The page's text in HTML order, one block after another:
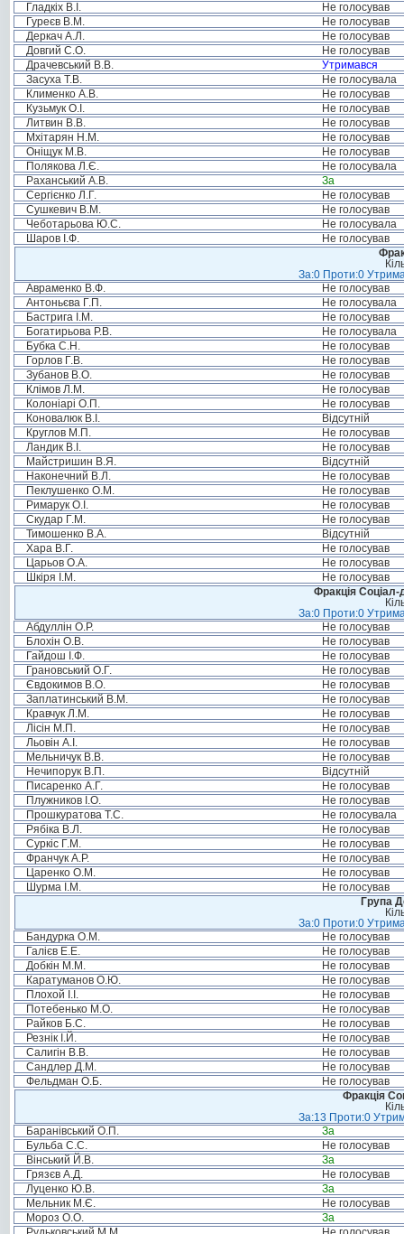
Гладкіх В.І.
Не голосував
Гуреєв В.М.
Не голосував
Деркач А.Л.
Не голосував
Довгий С.О.
Не голосував
Драчевський В.В.
Утримався
Засуха Т.В.
Не голосувала
Клименко А.В.
Не голосував
Кузьмук О.І.
Не голосував
Литвин В.В.
Не голосував
Мхітарян Н.М.
Не голосував
Оніщук М.В.
Не голосував
Полякова Л.Є.
Не голосувала
Раханський А.В.
За
Сергієнко Л.Г.
Не голосував
Сушкевич В.М.
Не голосував
Чеботарьова Ю.С.
Не голосувала
Шаров І.Ф.
Не голосував
За:0 Проти:0
Авраменко В.Ф.
Не голосував
Антоньєва Г.П.
Не голосувала
Бастрига І.М.
Не голосував
Богатирьова Р.В.
Не голосувала
Бубка С.Н.
Не голосував
Горлов Г.В.
Не голосував
Зубанов В.О.
Не голосував
Клімов Л.М.
Не голосував
Колоніарі О.П.
Не голосував
Коновалюк В.І.
Відсутній
Круглов М.П.
Не голосував
Ландик В.І.
Не голосував
Майстришин В.Я.
Відсутній
Наконечний В.Л.
Не голосував
Пеклушенко О.М.
Не голосував
Римарук О.І.
Не голосував
Скудар Г.М.
Не голосував
Тимошенко В.А.
Відсутній
Хара В.Г.
Не голосував
Царьов О.А.
Не голосував
Шкіря І.М.
Не голосував
Фракція Соціал-
За:0 Проти:0
Абдуллін О.Р.
Не голосував
Блохін О.В.
Не голосував
Гайдош І.Ф.
Не голосував
Грановський О.Г.
Не голосував
Євдокимов В.О.
Не голосував
Заплатинський В.М.
Не голосував
Кравчук Л.М.
Не голосував
Лісін М.П.
Не голосував
Льовін А.І.
Не голосував
Мельничук В.В.
Не голосував
Нечипорук В.П.
Відсутній
Писаренко А.Г.
Не голосував
Плужников І.О.
Не голосував
Прошкуратова Т.С.
Не голосувала
Рябіка В.Л.
Не голосував
Суркіс Г.М.
Не голосував
Франчук А.Р.
Не голосував
Царенко О.М.
Не голосував
Шурма І.М.
Не голосував
Група
За:0 Проти:0
Бандурка О.М.
Не голосував
Галієв Е.Е.
Не голосував
Добкін М.М.
Не голосував
Каратуманов О.Ю.
Не голосував
Плохой І.І.
Не голосував
Потебенько М.О.
Не голосував
Райков Б.С.
Не голосував
Резнік І.Й.
Не голосував
Салигін В.В.
Не голосував
Сандлер Д.М.
Не голосував
Фельдман О.Б.
Не голосував
Фракція
За:13 Проти:0
Баранівський О.П.
За
Бульба С.С.
Не голосував
Вінський Й.В.
За
Грязєв А.Д.
Не голосував
Луценко Ю.В.
За
Мельник М.Є.
Не голосував
Мороз О.О.
За